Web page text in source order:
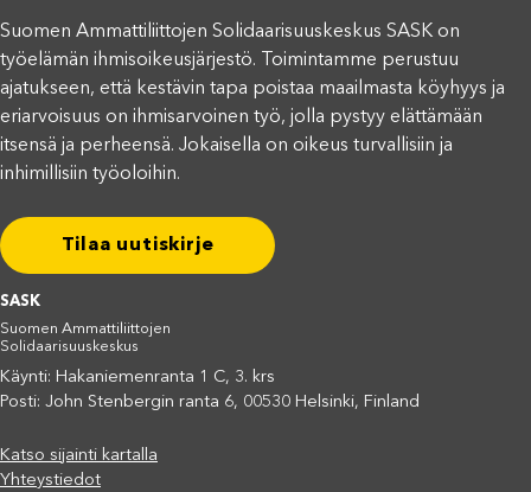
Suomen Ammattiliittojen Solidaarisuuskeskus SASK on
työelämän ihmisoikeusjärjestö. Toimintamme perustuu
ajatukseen, että kestävin tapa poistaa maailmasta köyhyys ja
eriarvoisuus on ihmisarvoinen työ, jolla pystyy elättämään
itsensä ja perheensä. Jokaisella on oikeus turvallisiin ja
inhimillisiin työoloihin.
Tilaa uutiskirje
SASK
Suomen Ammattiliittojen
Solidaarisuuskeskus
Käynti: Hakaniemenranta 1 C, 3. krs
Posti: John Stenbergin ranta 6, 00530 Helsinki, Finland
Katso sijainti kartalla
Yhteystiedot